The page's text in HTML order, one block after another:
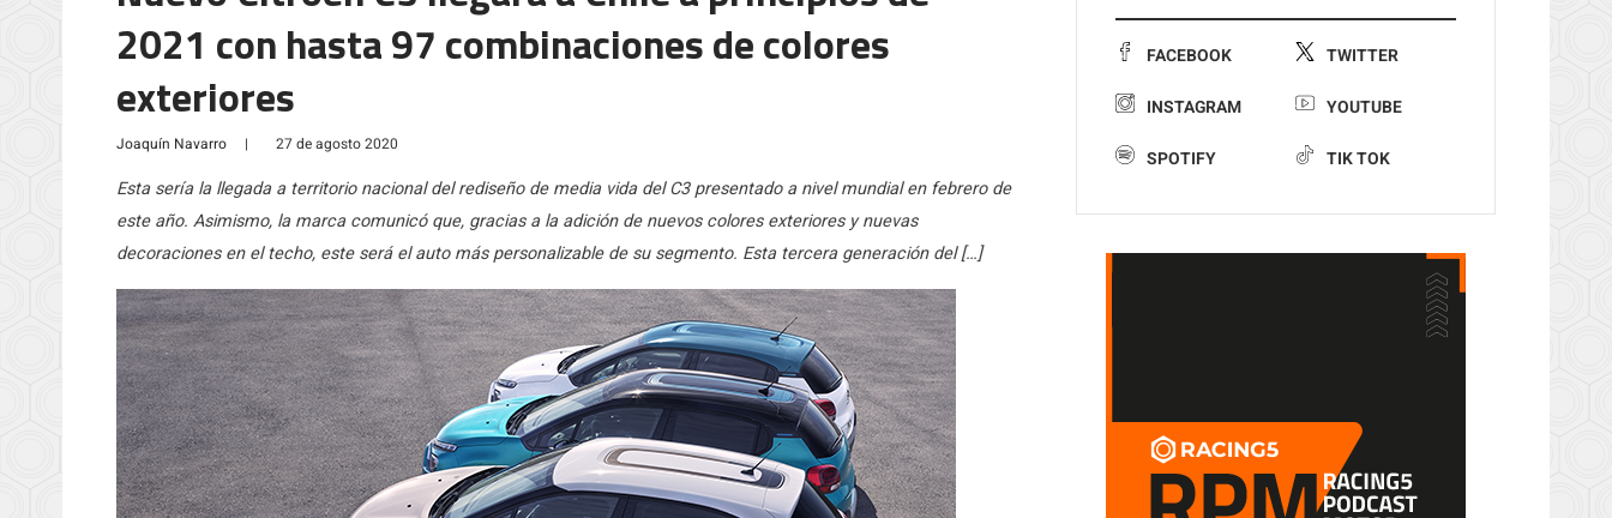
2021 con hasta 97 combinaciones de colores
exteriores
Joaquín Navarro | 27 de agosto 2020
Esta sería la llegada a territorio nacional del rediseño de media vida del C3 presentado a nivel mundial en febrero de
este año. Asimismo, la marca comunicó que, gracias a la adición de nuevos colores exteriores y nuevas
decoraciones en el techo, este será el auto más personalizable de su segmento. Esta tercera generación del […]
FACEBOOK TWITTER
INSTAGRAM YOUTUBE
SPOTIFY TIK TOK